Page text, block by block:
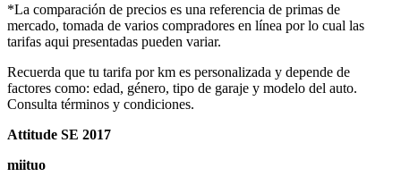
*La comparación de precios es una referencia de primas de
mercado, tomada de varios compradores en línea por lo cual las
tarifas aqui presentadas pueden variar.
Recuerda que tu tarifa por km es personalizada y depende de
factores como: edad, género, tipo de garaje y modelo del auto.
Consulta términos y condiciones.
Attitude SE 2017
miituo